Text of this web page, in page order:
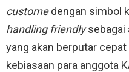
customedengan simbol
handling friendlysebagai
yang akan berputar
kebiasaan para anggota